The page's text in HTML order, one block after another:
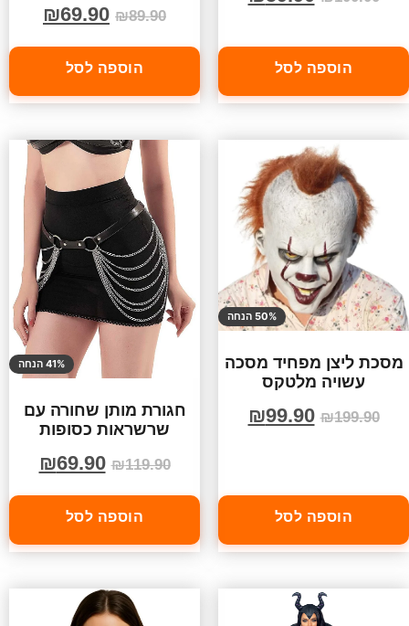
הוספה לסל
₪89.90
₪69.90
הוספה לסל
50% הנחה
מסכת ליצן מפחיד מסכה
עשויה מלטקס
₪199.90
₪99.90
הוספה לסל
41% הנחה
חגורת מותן שחורה עם
שרשראות כסופות
₪119.90
₪69.90
הוספה לסל